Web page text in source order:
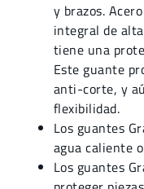
y brazos.
integral de
tiene una
Este guante
anti-corte, y
flexibilidad.
Los guantes
agua caliente
Los guantes